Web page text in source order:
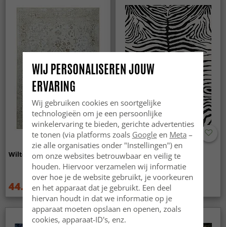
Wilton - Mateur (beige)
44.99 € 59.99 €
Wilton - Zebra (zwart/wit)
44.99 € 59.99 €
WIJ PERSONALISEREN JOUW
ERVARING
Wij gebruiken cookies en soortgelijke
technologieën om je een persoonlijke
winkelervaring te bieden, gerichte advertenties
te tonen (via platforms zoals Googleen Meta –
zie alle organisaties onder "Instellingen") en
om onze websites betrouwbaar en veilig te
houden. Hiervoor verzamelen wij informatie
over hoe je de website gebruikt, je voorkeuren
en het apparaat dat je gebruikt. Een deel
hiervan houdt in dat we informatie op je
apparaat moeten opslaan en openen, zoals
cookies, apparaat-ID's, enz.